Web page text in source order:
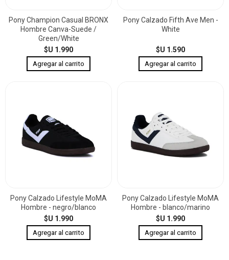
Pony Champion Casual BRONX
Hombre Canva-Suede /
Green/White
$U 1.990
Pony Calzado Fifth Ave Men -
White
$U 1.590
Pony Calzado Lifestyle MoMA
Hombre - negro/blanco
$U 1.990
Pony Calzado Lifestyle MoMA
Hombre - blanco/marino
$U 1.990